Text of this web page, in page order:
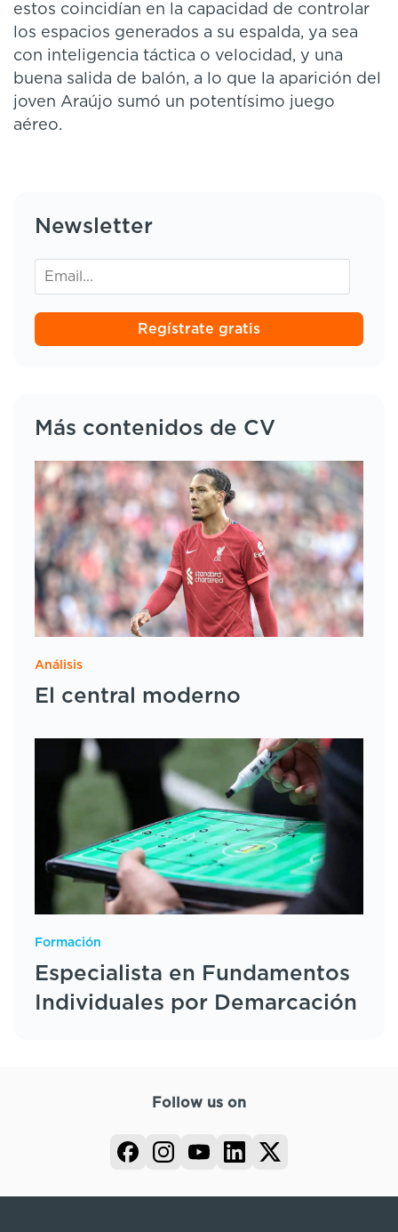
estos coincidían en la capacidad de controlar
los espacios generados a su espalda, ya sea
con inteligencia táctica o velocidad, y una
buena salida de balón, a lo que la aparición del
joven Araújo sumó un potentísimo juego
aéreo.
Newsletter
Regístrate gratis
Más contenidos de CV
Análisis
El central moderno
Formación
Especialista en Fundamentos
Individuales por Demarcación
Follow us on